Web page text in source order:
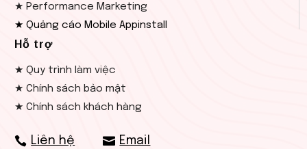
★ Performance Marketing
★ Quảng cáo Mobile Appinstall
Hỗ trợ
★ Quy trình làm việc
★ Chính sách bảo mật
★ Chính sách khách hàng
Liên hệ Email